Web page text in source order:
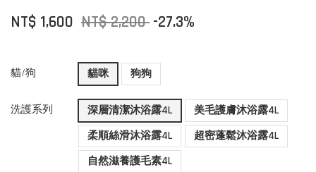
NT$ 1,600 NT$ 2,200 -27.3%
貓/狗 貓咪 狗狗
洗護系列 深層清潔沐浴露4L
美毛護膚沐浴露4L
柔順絲滑沐浴露4L
超密蓬鬆沐浴露4L
自然滋養護毛素4L